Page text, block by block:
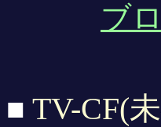
ブ
■ TV-CF(